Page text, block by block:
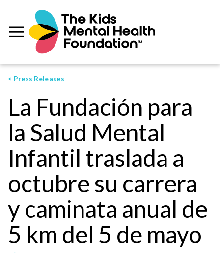
< Press Releases
La Fundación para
la Salud Mental
Infantil traslada a
octubre su carrera
y caminata anual de
5 km del 5 de mayo